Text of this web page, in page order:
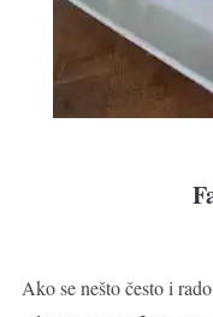
Ako se nešto često i